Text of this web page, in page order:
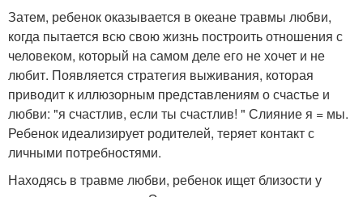
Затем, ребенок оказывается в океане травмы любви,
когда пытается всю свою жизнь построить отношения с
человеком, который на самом деле его не хочет и не
любит. Появляется стратегия выживания, которая
приводит к иллюзорным представлениям о счастье и
любви: "я счастлив, если ты счастлив! " Слияние я = мы.
Ребенок идеализирует родителей, теряет контакт с
личными потребностями.
Находясь в травме любви, ребенок ищет близости у